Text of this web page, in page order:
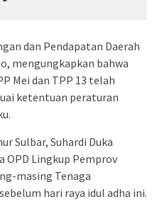
dan Pendapatan Daerah
mengungkapkan bahwa
Mei dan TPP 13 telah
ketentuan peraturan
Sulbar, Suhardi Duka
OPD Lingkup Pemprov
masing Tenaga
hari raya idul adha ini.